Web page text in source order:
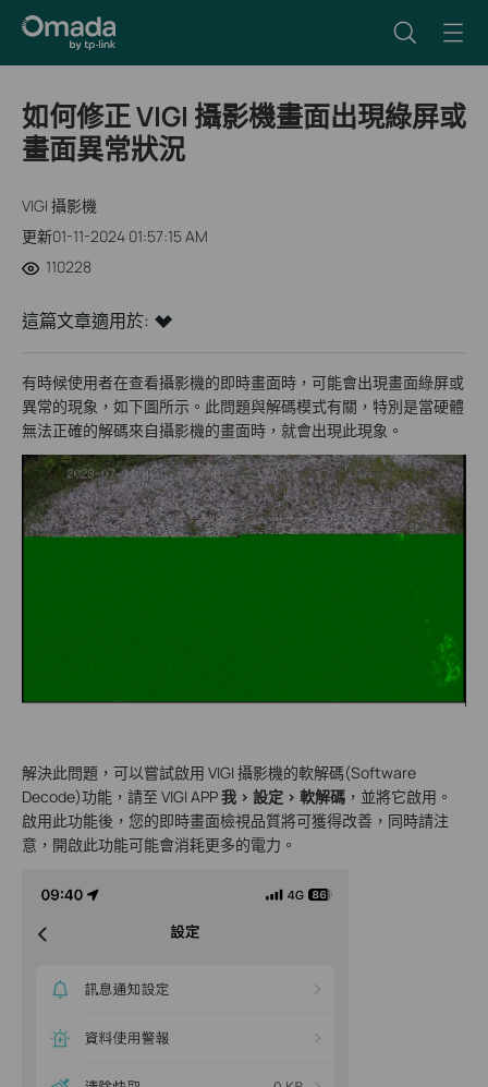
如何修正 VIGI 攝影機畫面出現綠屏或
畫面異常狀況
VIGI 攝影機
更新01-11-2024 01:57:15 AM
110228
這篇文章適用於:
有時候使用者在查看攝影機的即時畫面時，可能會出現畫面綠屏或
異常的現象，如下圖所示。此問題與解碼模式有關，特別是當硬體
無法正確的解碼來自攝影機的畫面時，就會出現此現象。
解決此問題，可以嘗試啟用 VIGI 攝影機的軟解碼(Software
Decode)功能，請至 VIGI APP我 > 設定 > 軟解碼 ，並將它啟用。
啟用此功能後，您的即時畫面檢視品質將可獲得改善，同時請注
意，開啟此功能可能會消耗更多的電力。